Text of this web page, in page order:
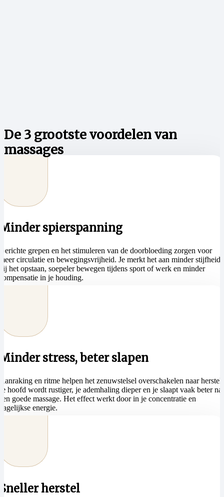
De 3 grootste voordelen van
massages
spierspanning
grepen en het stimuleren van de doorbloeding zorgen voor
circulatie en bewegingsvrijheid. Je merkt het aan minder stijfheid
het opstaan, soepeler bewegen tijdens sport of werk en minder
in je houding.
stress, beter slapen
en ritme helpen het zenuwstelsel overschakelen naar herstel.
hoofd wordt rustiger, je ademhaling dieper en je slaapt vaak beter na
goede massage. Het effect werkt door in je concentratie en
energie.
herstel